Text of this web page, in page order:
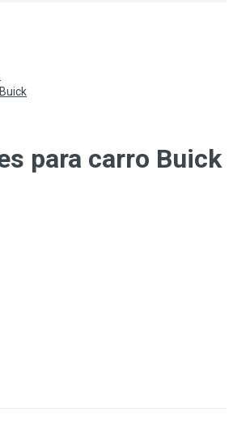
para carro Buick